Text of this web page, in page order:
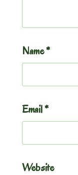
Name*
Email*
Website